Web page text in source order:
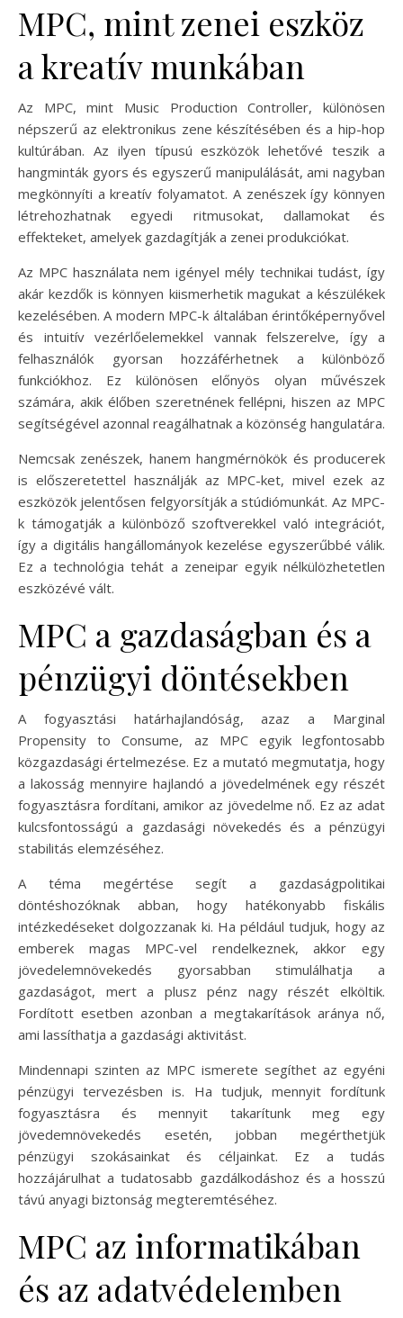
MPC, mint zenei eszköz
a kreatív munkában
Az MPC, mint Music Production Controller, különösen
népszerű az elektronikus zene készítésében és a hip-hop
kultúrában. Az ilyen típusú eszközök lehetővé teszik a
hangminták gyors és egyszerű manipulálását, ami nagyban
megkönnyíti a kreatív folyamatot. A zenészek így könnyen
létrehozhatnak egyedi ritmusokat, dallamokat és
effekteket, amelyek gazdagítják a zenei produkciókat.
Az MPC használata nem igényel mély technikai tudást, így
akár kezdők is könnyen kiismerhetik magukat a készülékek
kezelésében. A modern MPC-k általában érintőképernyővel
és intuitív vezérlőelemekkel vannak felszerelve, így a
felhasználók gyorsan hozzáférhetnek a különböző
funkciókhoz. Ez különösen előnyös olyan művészek
számára, akik élőben szeretnének fellépni, hiszen az MPC
segítségével azonnal reagálhatnak a közönség hangulatára.
Nemcsak zenészek, hanem hangmérnökök és producerek
is előszeretettel használják az MPC-ket, mivel ezek az
eszközök jelentősen felgyorsítják a stúdiómunkát. Az MPC-
k támogatják a különböző szoftverekkel való integrációt,
így a digitális hangállományok kezelése egyszerűbbé válik.
Ez a technológia tehát a zeneipar egyik nélkülözhetetlen
eszközévé vált.
MPC a gazdaságban és a
pénzügyi döntésekben
A fogyasztási határhajlandóság, azaz a Marginal
Propensity to Consume, az MPC egyik legfontosabb
közgazdasági értelmezése. Ez a mutató megmutatja, hogy
a lakosság mennyire hajlandó a jövedelmének egy részét
fogyasztásra fordítani, amikor az jövedelme nő. Ez az adat
kulcsfontosságú a gazdasági növekedés és a pénzügyi
stabilitás elemzéséhez.
A téma megértése segít a gazdaságpolitikai
döntéshozóknak abban, hogy hatékonyabb fiskális
intézkedéseket dolgozzanak ki. Ha például tudjuk, hogy az
emberek magas MPC-vel rendelkeznek, akkor egy
jövedelemnövekedés gyorsabban stimulálhatja a
gazdaságot, mert a plusz pénz nagy részét elköltik.
Fordított esetben azonban a megtakarítások aránya nő,
ami lassíthatja a gazdasági aktivitást.
Mindennapi szinten az MPC ismerete segíthet az egyéni
pénzügyi tervezésben is. Ha tudjuk, mennyit fordítunk
fogyasztásra és mennyit takarítunk meg egy
jövedemnövekedés esetén, jobban megérthetjük
pénzügyi szokásainkat és céljainkat. Ez a tudás
hozzájárulhat a tudatosabb gazdálkodáshoz és a hosszú
távú anyagi biztonság megteremtéséhez.
MPC az informatikában
és az adatvédelemben